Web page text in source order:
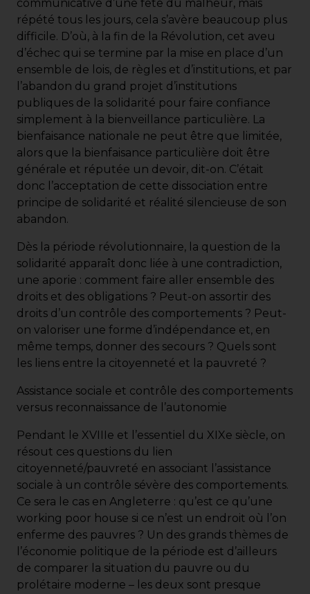
communicative d’une fête du malheur, mais
répété tous les jours, cela s’avère beaucoup plus
difficile. D’où, à la fin de la Révolution, cet aveu
d’échec qui se termine par la mise en place d’un
ensemble de lois, de règles et d’institutions, et par
l’abandon du grand projet d’institutions
publiques de la solidarité pour faire confiance
simplement à la bienveillance particulière. La
bienfaisance nationale ne peut être que limitée,
alors que la bienfaisance particulière doit être
générale et réputée un devoir, dit-on. C’était
donc l’acceptation de cette dissociation entre
principe de solidarité et réalité silencieuse de son
abandon.
Dès la période révolutionnaire, la question de la
solidarité apparaît donc liée à une contradiction,
une aporie : comment faire aller ensemble des
droits et des obligations ? Peut-on assortir des
droits d’un contrôle des comportements ? Peut-
on valoriser une forme d’indépendance et, en
même temps, donner des secours ? Quels sont
les liens entre la citoyenneté et la pauvreté ?
Assistance sociale et contrôle des comportements
versus reconnaissance de l’autonomie
Pendant le XVIIIe et l’essentiel du XIXe siècle, on
résout ces questions du lien
citoyenneté/pauvreté en associant l’assistance
sociale à un contrôle sévère des comportements.
Ce sera le cas en Angleterre : qu’est ce qu’une
working poor house si ce n’est un endroit où l’on
enferme des pauvres ? Un des grands thèmes de
l’économie politique de la période est d’ailleurs
de comparer la situation du pauvre ou du
prolétaire moderne – les deux sont presque